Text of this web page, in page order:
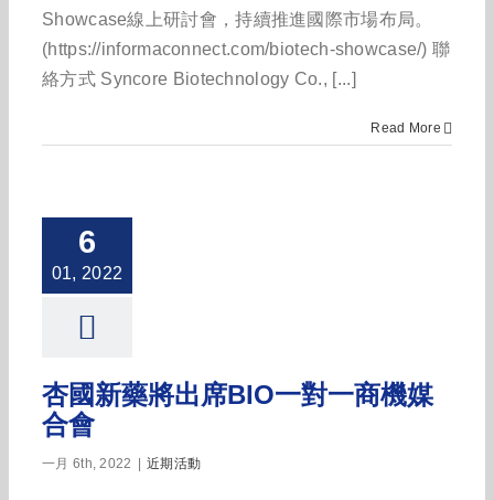
Showcase線上研討會，持續推進國際市場布局。
(https://informaconnect.com/biotech-showcase/) 聯
絡方式 Syncore Biotechnology Co., [...]
Read More
6
01, 2022
杏國新藥將出席BIO一對一商機媒
合會
一月 6th, 2022 | 近期活動